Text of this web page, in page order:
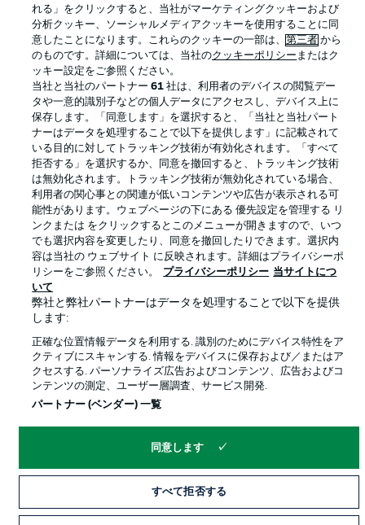
プライバシー・ポリシー 優先設定を管理する
利用条件 放送局
求人 選手
当サイトについて
言語をお選びください
日本語
れる」をクリックすると、当社がマーケティングクッキーおよび
分析クッキー、ソーシャルメディアクッキーを使用することに同
意したことになります。これらのクッキーの一部は、第三者 から
のものです。詳細については、当社のクッキーポリシー またはク
ッキー設定をご参照ください。
当社と当社のパートナー61 社は、利用者のデバイスの閲覧デー
タや一意的識別子などの個人データにアクセスし、デバイス上に
保存します。「同意します」を選択すると、「当社と当社パート
ナーはデータを処理することで以下を提供します」に記載されて
いる目的に対してトラッキング技術が有効化されます。「すべて
拒否する」を選択するか、同意を撤回すると、トラッキング技術
は無効化されます。トラッキング技術が無効化されている場合、
利用者の関心事との関連が低いコンテンツや広告が表示される可
能性があります。ウェブページの下にある 優先設定を管理する リ
ンクまたは をクリックするとこのメニューが開きますので、いつ
でも選択内容を変更したり、同意を撤回したりできます。選択内
容は当社の ウェブサイト に反映されます。詳細はプライバシーポ
リシーをご参照ください。
プライバシーポリシー 当サイトにつ
いて
弊社と弊社パートナーはデータを処理することで以下を提供
します:
正確な位置情報データを利用する. 識別のためにデバイス特性をア
クティブにスキャンする. 情報をデバイスに保存および／またはア
クセスする. パーソナライズ広告およびコンテンツ、広告およびコ
ンテンツの測定、ユーザー層調査、サービス開発.
パートナー (ベンダー) 一覧
同意します
すべて拒否する